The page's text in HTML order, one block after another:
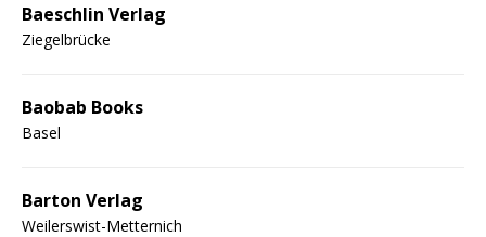
Baeschlin Verlag
Ziegelbrücke
Baobab Books
Basel
Barton Verlag
Weilerswist-Metternich